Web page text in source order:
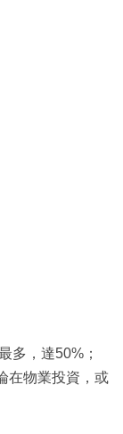
多，達50%；
在物業投資，或